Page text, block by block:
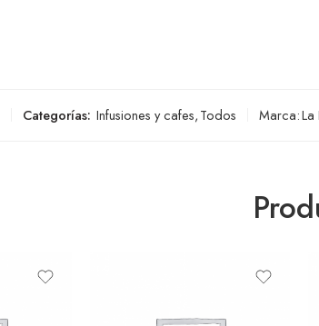
Categorías: Infusiones y cafes,Todos Marca:La